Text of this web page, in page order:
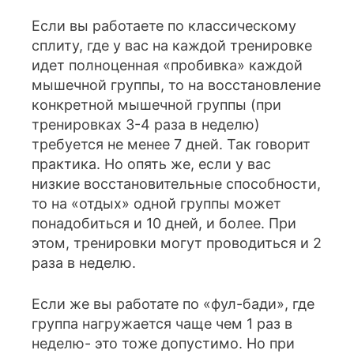
Если вы работаете по классическому
сплиту, где у вас на каждой тренировке
идет полноценная «пробивка» каждой
мышечной группы, то на восстановление
конкретной мышечной группы (при
тренировках 3-4 раза в неделю)
требуется не менее 7 дней. Так говорит
практика. Но опять же, если у вас
низкие восстановительные способности,
то на «отдых» одной группы может
понадобиться и 10 дней, и более. При
этом, тренировки могут проводиться и 2
раза в неделю.
Если же вы работате по «фул-бади», где
группа нагружается чаще чем 1 раз в
неделю- это тоже допустимо. Но при